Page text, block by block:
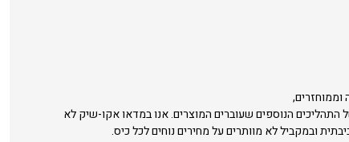
וממוחזרים,
התהליכים הנוספים שעוברים המוצרים. אנו במדאו אקו-שיק לא
ובמקביל לא מוותרים על מחירים נוחים לכל כיס.